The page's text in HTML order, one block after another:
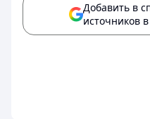
Добавить в
источников